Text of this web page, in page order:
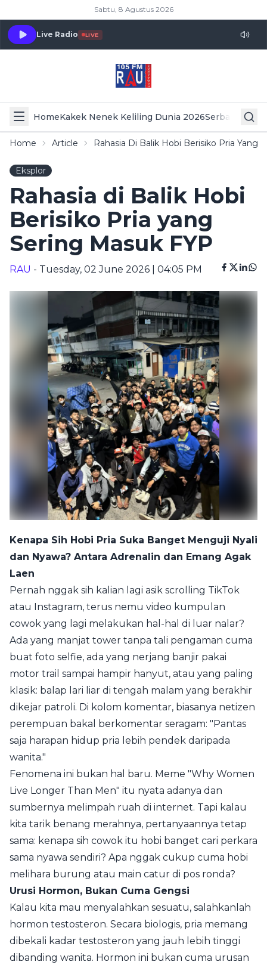
Sabtu, 8 Agustus 2026
Live Radio LIVE
HomeKakek Nenek Keliling Dunia 2026Serba Serbi
Home Article Rahasia Di Balik Hobi Berisiko Pria Yang
Eksplor
Rahasia di Balik Hobi
Berisiko Pria yang
Sering Masuk FYP
RAU - Tuesday, 02 June 2026 | 04:05 PM
Kenapa Sih Hobi Pria Suka Banget Menguji Nyali
dan Nyawa? Antara Adrenalin dan Emang Agak
Laen
Pernah nggak sih kalian lagi asik scrolling TikTok
atau Instagram, terus nemu video kumpulan
cowok yang lagi melakukan hal-hal di luar nalar?
Ada yang manjat tower tanpa tali pengaman cuma
buat foto selfie, ada yang nerjang banjir pakai
motor trail sampai hampir hanyut, atau yang paling
klasik: balap lari liar di tengah malam yang berakhir
dikejar patroli. Di kolom komentar, biasanya netizen
perempuan bakal berkomentar seragam: "Pantas
saja harapan hidup pria lebih pendek daripada
wanita."
Fenomena ini bukan hal baru. Meme "Why Women
Live Longer Than Men" itu nyata adanya dan
sumbernya melimpah ruah di internet. Tapi kalau
kita tarik benang merahnya, pertanyaannya tetap
sama: kenapa sih cowok itu hobi banget cari perkara
sama nyawa sendiri? Apa nggak cukup cuma hobi
melihara burung atau main catur di pos ronda?
Urusi Hormon, Bukan Cuma Gengsi
Kalau kita mau menyalahkan sesuatu, salahkanlah
hormon testosteron. Secara biologis, pria memang
dibekali kadar testosteron yang jauh lebih tinggi
dibanding wanita. Hormon ini bukan cuma urusan